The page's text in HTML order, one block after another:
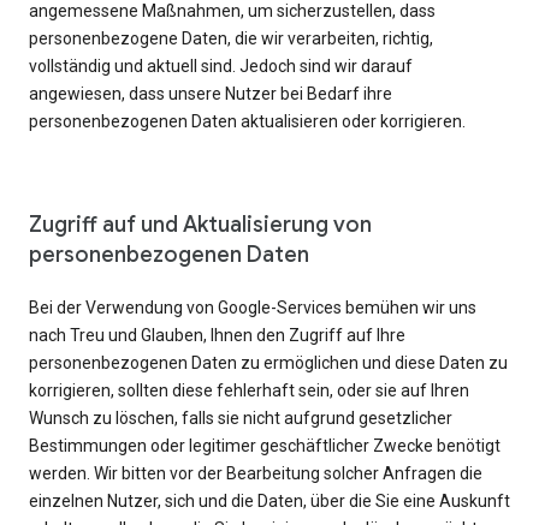
angemessene Maßnahmen, um sicherzustellen, dass
personenbezogene Daten, die wir verarbeiten, richtig,
vollständig und aktuell sind. Jedoch sind wir darauf
angewiesen, dass unsere Nutzer bei Bedarf ihre
personenbezogenen Daten aktualisieren oder korrigieren.
Zugriff auf und Aktualisierung von
personenbezogenen Daten
Bei der Verwendung von Google-Services bemühen wir uns
nach Treu und Glauben, Ihnen den Zugriff auf Ihre
personenbezogenen Daten zu ermöglichen und diese Daten zu
korrigieren, sollten diese fehlerhaft sein, oder sie auf Ihren
Wunsch zu löschen, falls sie nicht aufgrund gesetzlicher
Bestimmungen oder legitimer geschäftlicher Zwecke benötigt
werden. Wir bitten vor der Bearbeitung solcher Anfragen die
einzelnen Nutzer, sich und die Daten, über die Sie eine Auskunft